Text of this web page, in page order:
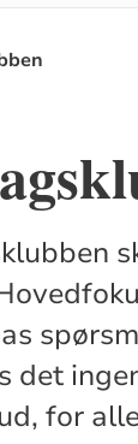
for